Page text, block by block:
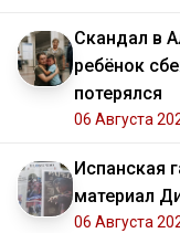
Скандал в
ребёнок
потерялся
06 Августа
Испанская
материал
06 Августа